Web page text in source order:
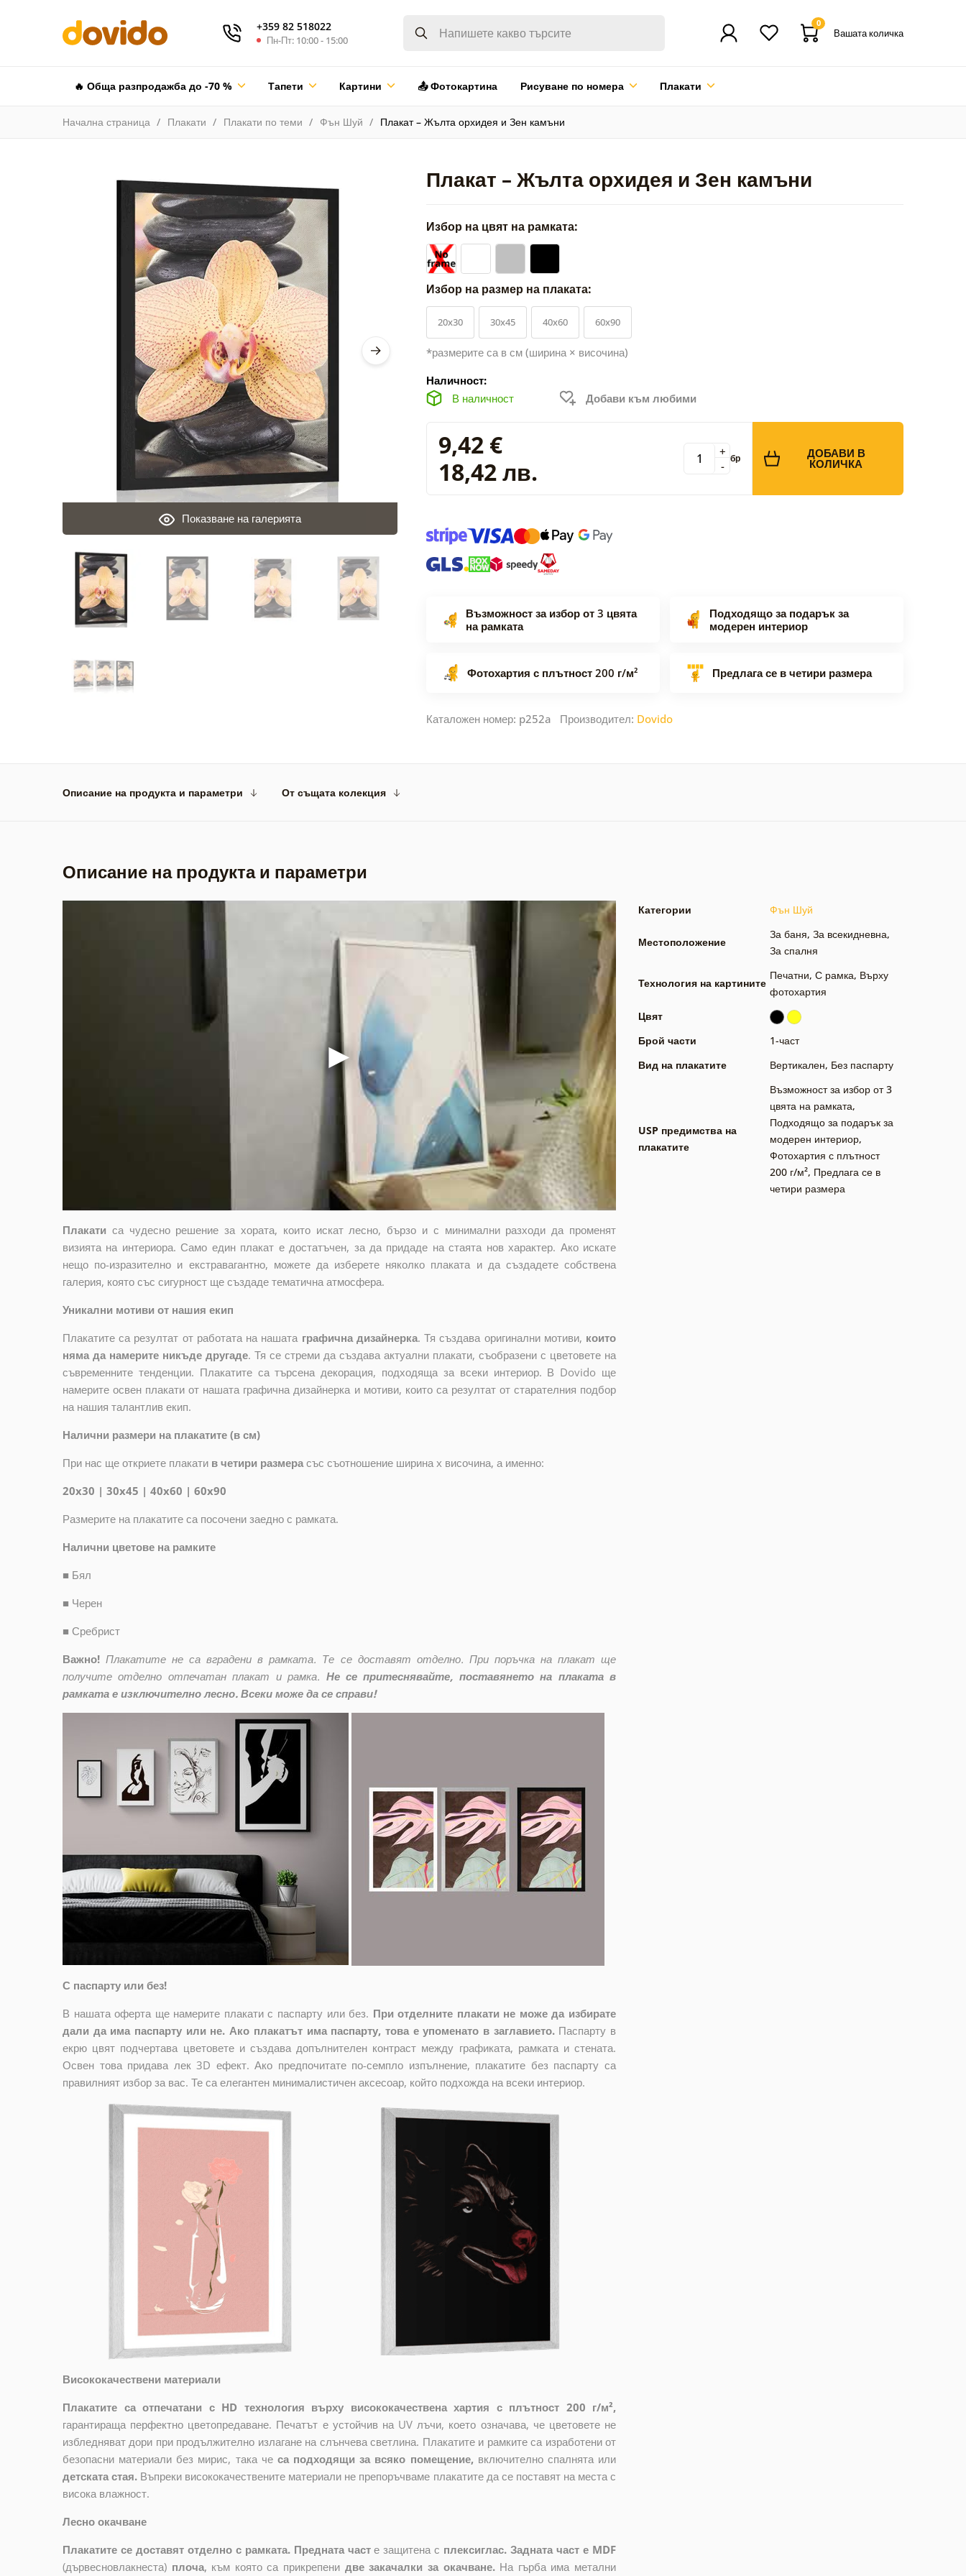
+359 82 518022
Пн-Пт: 10:00 - 15:00
0
Вашата количка
🔥 Обща разпродажба до -70 % Тапети Картини 📤 Фотокартина Рисуване по номера Плакати
Начална страница Плакати Плакати по теми Фън Шуй Плакат – Жълта орхидея и Зен камъни
Плакат – Жълта орхидея и Зен камъни
Показване на галерията
Избор на цвят на рамката:
Избор на размер на плаката:
20x30 30x45 40x60 60x90
*размерите са в см (ширина × височина)
Наличност:
В наличност
Добави към любими
9,42 €
18,42 лв.
-
+ бр ДОБАВИ В
КОЛИЧКА
Възможност за избор от 3 цвята
на рамката
Подходящо за подарък за
модерен интериор
Фотохартия с плътност 200 г/м² Предлага се в четири размера
Каталожен номер: p252a Производител: Dovido
Описание на продукта и параметри От същата колекция
Описание на продукта и параметри
Плакати са чудесно решение за хората, които искат лесно, бързо и с минимални разходи да променят
визията на интериора. Само един плакат е достатъчен, за да придаде на стаята нов характер. Ако искате
нещо по-изразително и екстравагантно, можете да изберете няколко плаката и да създадете собствена
галерия, която със сигурност ще създаде тематична атмосфера.
Уникални мотиви от нашия екип
Плакатите са резултат от работата на нашата графична дизайнерка. Тя създава оригинални мотиви, които
няма да намерите никъде другаде. Тя се стреми да създава актуални плакати, съобразени с цветовете на
съвременните тенденции. Плакатите са търсена декорация, подходяща за всеки интериор. В Dovido ще
намерите освен плакати от нашата графична дизайнерка и мотиви, които са резултат от старателния подбор
на нашия талантлив екип.
Налични размери на плакатите (в см)
При нас ще откриете плакати в четири размера със съотношение ширина x височина, а именно:
20x30 | 30x45 | 40x60 | 60x90
Размерите на плакатите са посочени заедно с рамката.
Налични цветове на рамките
■ Бял
■ Черен
■ Сребрист
Важно! Плакатите не са вградени в рамката. Те се доставят отделно. При поръчка на плакат ще
получите отделно отпечатан плакат и рамка. Не се притеснявайте, поставянето на плаката в
рамката е изключително лесно. Всеки може да се справи!
С паспарту или без!
В нашата оферта ще намерите плакати с паспарту или без. При отделните плакати не може да избирате
дали да има паспарту или не. Ако плакатът има паспарту, това е упоменато в заглавието. Паспарту в
екрю цвят подчертава цветовете и създава допълнителен контраст между графиката, рамката и стената.
Освен това придава лек 3D ефект. Ако предпочитате по-семпло изпълнение, плакатите без паспарту са
правилният избор за вас. Те са елегантен минималистичен аксесоар, който подхожда на всеки интериор.
Висококачествени материали
Плакатите са отпечатани с HD технология върху висококачествена хартия с плътност 200 г/м²,
гарантираща перфектно цветопредаване. Печатът е устойчив на UV лъчи, което означава, че цветовете не
избледняват дори при продължително излагане на слънчева светлина. Плакатите и рамките са изработени от
безопасни материали без мирис, така че са подходящи за всяко помещение, включително спалнята или
детската стая. Въпреки висококачествените материали не препоръчваме плакатите да се поставят на места с
висока влажност.
Лесно окачване
Плакатите се доставят отделно с рамката. Предната част е защитена с плексиглас. Задната част е MDF
(дървесновлакнеста) плоча, към която са прикрепени две закачалки за окачване. На гърба има метални
Категории Фън Шуй
Местоположение
За баня, За всекидневна,
За спалня
Технология на картините
Печатни, С рамка, Върху
фотохартия
Цвят
Брой части
1-част
Вид на плакатите
Вертикален, Без паспарту
USP предимства на
плакатите
Възможност за избор от 3
цвята на рамката,
Подходящо за подарък за
модерен интериор,
Фотохартия с плътност
200 г/м², Предлага се в
четири размера